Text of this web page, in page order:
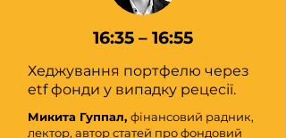
16:35 – 16:55
Хеджування портфелю через
etf фонди у випадку рецесії.
Микита Гуппал, фінансовий радник,
лектор, автор статей про фондовий